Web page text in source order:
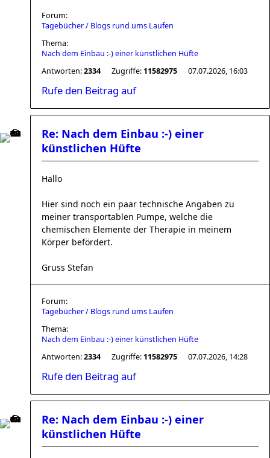
Forum:
Tagebücher / Blogs rund ums Laufen
Thema:
Nach dem Einbau :-) einer künstlichen Hüfte
Antworten:2334 Zugriffe: 11582975 07.07.2026, 16:03
Rufe den Beitrag auf
Re: Nach dem Einbau :-) einer
künstlichen Hüfte
Hallo
Hier sind noch ein paar technische Angaben zu
meiner transportablen Pumpe, welche die
chemischen Elemente der Therapie in meinem
Körper befördert.
Gruss Stefan
Forum:
Tagebücher / Blogs rund ums Laufen
Thema:
Nach dem Einbau :-) einer künstlichen Hüfte
Antworten:2334 Zugriffe: 11582975 07.07.2026, 14:28
Rufe den Beitrag auf
Re: Nach dem Einbau :-) einer
künstlichen Hüfte